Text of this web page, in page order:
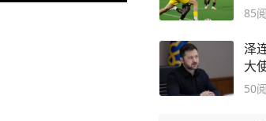
85
泽
大
50